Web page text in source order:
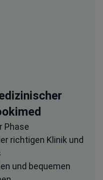
Phase
richtigen Klinik und
und bequemen